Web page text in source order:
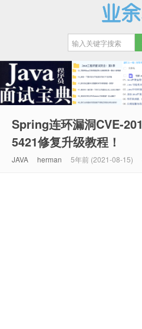
业余草
Spring连环漏洞CVE-
5421修复升级教程！
JAVA herman 5年前 (2021-08-15)